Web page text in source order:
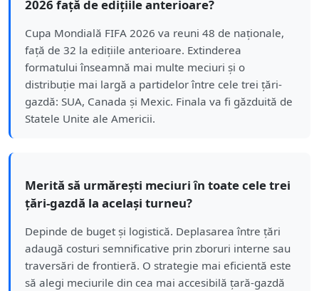
2026 față de edițiile anterioare?
Cupa Mondială FIFA 2026 va reuni 48 de naționale,
față de 32 la edițiile anterioare. Extinderea
formatului înseamnă mai multe meciuri și o
distribuție mai largă a partidelor între cele trei țări-
gazdă: SUA, Canada și Mexic. Finala va fi găzduită de
Statele Unite ale Americii.
Merită să urmărești meciuri în toate cele trei
țări-gazdă la același turneu?
Depinde de buget și logistică. Deplasarea între țări
adaugă costuri semnificative prin zboruri interne sau
traversări de frontieră. O strategie mai eficientă este
să alegi meciurile din cea mai accesibilă țară-gazdă